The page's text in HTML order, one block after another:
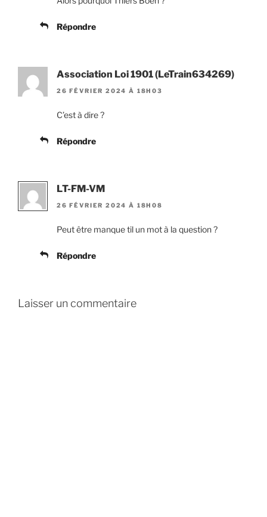
Répondre
Association Loi 1901 (LeTrain634269)
26 FÉVRIER 2024 À 18H03
C’est à dire ?
Répondre
LT-FM-VM
26 FÉVRIER 2024 À 18H08
Peut être manque til un mot à la question ?
Répondre
Laisser un commentaire